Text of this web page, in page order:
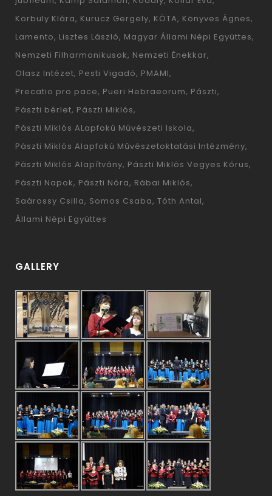
Korbuly Klára Kurucz Gergely KÓTA Könyves Ágnes
Lamento Lisztes László Magyar Állami Népi Együttes
Nemzeti Filharmonikusok Nemzeti Énekkar
Olasz Intézet Pesti Vigadó PMAMI
Precatio pro pace Pueri Hebraeorum Pászti
Pászti bérlet Pászti Miklós
Pászti Miklós ALapfokú Művészeti Iskola
Pászti Miklós Alapfokú Művészetoktatási Intézmény
Pászti Miklós Alapítvány Pászti Miklós Vegyes Kórus
Pászti Napok Pászti Nóra Rábai Miklós
Saárossy Csilla Somos Csaba Tóth Antal
Állami Népi Együttes
GALLERY